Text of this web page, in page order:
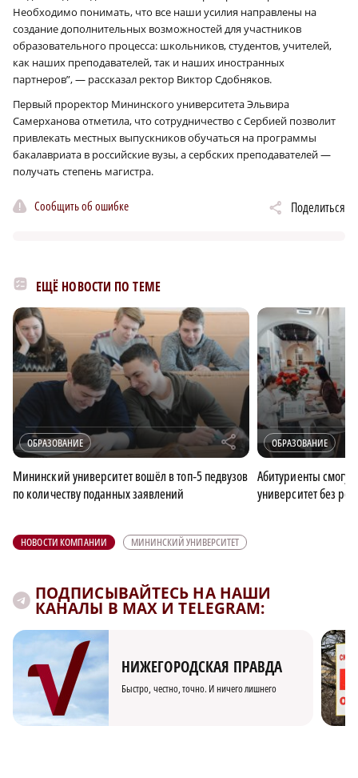
Необходимо понимать, что все наши усилия направлены на
создание дополнительных возможностей для участников
образовательного процесса: школьников, студентов, учителей,
как наших преподавателей, так и наших иностранных
партнеров”, — рассказал ректор Виктор Сдобняков.
Первый проректор Мининского университета Эльвира
Самерханова отметила, что сотрудничество с Сербией позволит
привлекать местных выпускников обучаться на программы
бакалавриата в российские вузы, а сербских преподавателей —
получать степень магистра.
Сообщить об ошибке Поделиться
ЕЩЁ НОВОСТИ ПО ТЕМЕ
ОБРАЗОВАНИЕ r
Мининский университет вошёл в топ‑5 педвузов
по количеству поданных заявлений
ОБРАЗОВАНИЕ
Абитуриенты
университет без
НОВОСТИ КОМПАНИИ МИНИНСКИЙ УНИВЕРСИТЕТ
ПОДПИСЫВАЙТЕСЬ НА НАШИ
КАНАЛЫ В MAX И TELEGRAM:
НИЖЕГОРОДСКАЯ ПРАВДА
Быстро, честно, точно. И ничего лишнего